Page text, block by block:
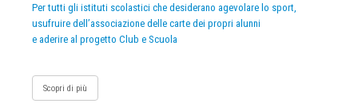
Per tutti gli istituti scolastici che desiderano agevolare lo sport,
usufruire dell’associazione delle carte dei propri alunni
e aderire al progetto Club e Scuola
Scopri di più